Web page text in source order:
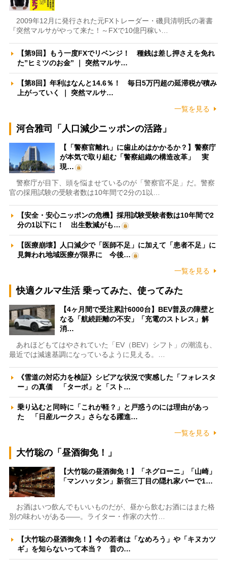
2009年12月に発行された元FXトレーダー・磯貝清明氏の著書
『突然マルサがやって来た！～FXで10億円稼い…
【第9回】もう一度FXでリベンジ！ 種銭は差し押さえを免れ
た”ヒミツのお金” ｜ 突然マルサ…
【第8回】年利はなんと14.6％！ 毎日5万円超の延滞税が積み
上がっていく ｜ 突然マルサ…
一覧を見る
河合雅司「人口減少ニッポンの活路」
【「警察官離れ」に歯止めはかかるか？】警察庁
が本気で取り組む「警察組織の構造改革」 実
現…
警察庁が目下、頭を悩ませているのが「警察官不足」だ。警察
官の採用試験の受験者数は10年間で2分の1以…
【安全・安心ニッポンの危機】採用試験受験者数は10年間で2
分の1以下に！ 出生数減がも…
【医療崩壊】人口減少で「医師不足」に加えて「患者不足」に
見舞われ地域医療が限界に 今後…
一覧を見る
快適クルマ生活 乗ってみた、使ってみた
【4ヶ月間で受注累計6000台】BEV普及の障壁と
なる「航続距離の不安」「充電のストレス」解
消…
あれほどもてはやされていた「EV（BEV）シフト」の潮流も、
最近では減速基調になっているように見える。…
《雪道の対応力を検証》シビアな状況で実感した「フォレスタ
ー」の真価 「ターボ」と「スト…
乗り込むと同時に「これが軽？」と戸惑うのには理由があっ
た 「日産ルークス」さらなる躍進…
一覧を見る
大竹聡の「昼酒御免！」
【大竹聡の昼酒御免！】「ネグローニ」「山崎」
「マンハッタン」新宿三丁目の隠れ家バーで1…
お酒はいつ飲んでもいいものだが、昼から飲むお酒にはまた格
別の味わいがある――。ライター・作家の大竹…
【大竹聡の昼酒御免！】今の若者は「なめろう」や「キヌカツ
ギ」を知らないって本当？ 昔の…